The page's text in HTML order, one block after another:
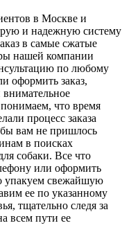
в Москве и
и надежную систему
в самые сжатые
нашей компании
по любому
оформить заказ,
что время
процесс заказа
вам не пришлось
в поисках
собаки. Все что
или оформить
упакуем свежайшую
ее по указанному
тщательно следя за
всем пути ее